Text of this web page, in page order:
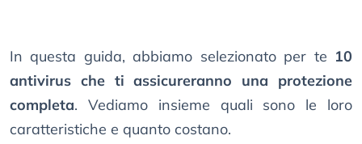
In questa guida, abbiamo selezionato per te 10
antivirus che ti assicureranno una protezione
completa. Vediamo insieme quali sono le loro
caratteristiche e quanto costano.